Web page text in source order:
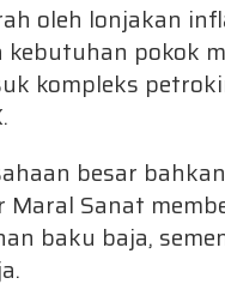
oleh lonjakan
kebutuhan pokok
kompleks
besar
Maral Sanat
baku baja,